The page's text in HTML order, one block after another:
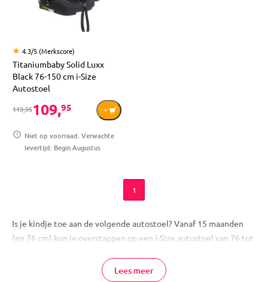
4.3/5 (Merkscore)
Titaniumbaby Solid Luxx
Black 76-150 cm i-Size
Autostoel
119,95109,95
Niet op voorraad. Verwachte
levertijd: Begin Augustus
1
Is je kindje toe aan de volgende autostoel? Vanaf 15 maanden
(en 76 cm) kun je overstappen op een i-Size autostoel van 76 tot
combineren veiligheid, comfort en gebruiksgemak. Op deze
Lees meer